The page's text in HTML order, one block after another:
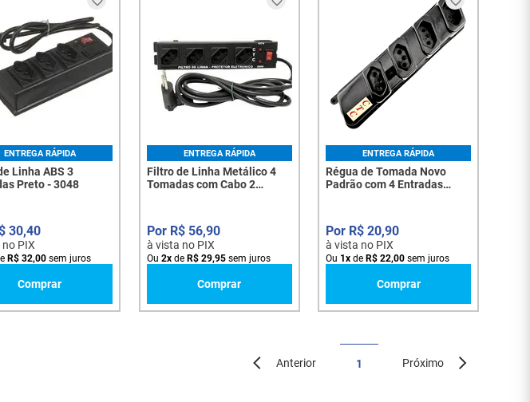
ENTREGA RÁPIDA
Linha ABS 3
Preto - 3048
30,40
PIX
R$ 32,00sem juros
Comprar
ENTREGA RÁPIDA
Filtro de Linha Metálico 4
Tomadas com Cabo 2
R$ 56,90
à vista no PIX
Ou 2xde R$ 29,95sem juros
Comprar
ENTREGA RÁPIDA
Régua de Tomada Novo
Padrão com 4 Entradas
R$ 20,90
à vista no PIX
Ou 1x de R$ 22,00 sem juros
Comprar
Anterior 1 Próximo